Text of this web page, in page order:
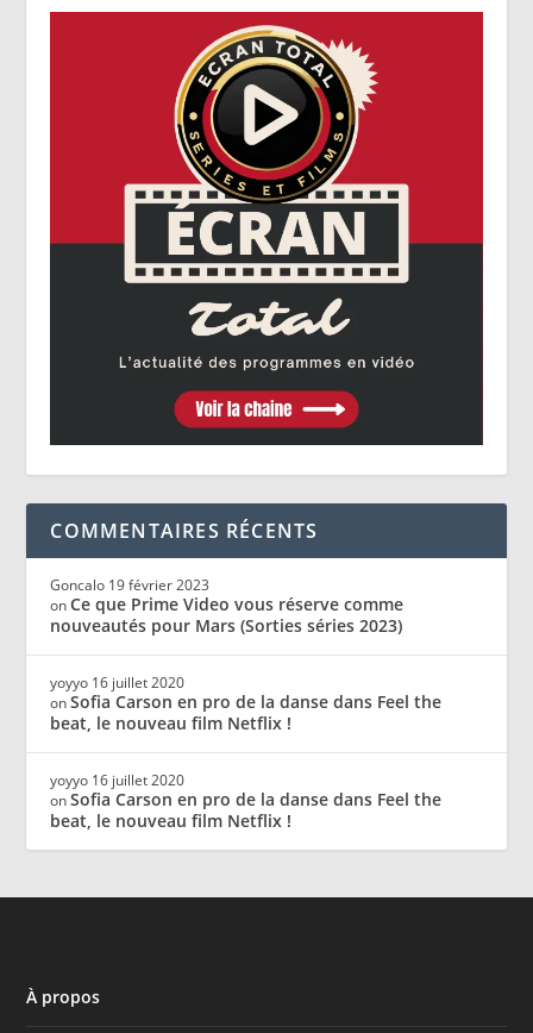
COMMENTAIRES RÉCENTS
Goncalo 19 février 2023
onCe que Prime Video vous réserve comme
nouveautés pour Mars (Sorties séries 2023)
yoyyo 16 juillet 2020
onSofia Carson en pro de la danse dans Feel the
beat, le nouveau film Netflix !
yoyyo 16 juillet 2020
onSofia Carson en pro de la danse dans Feel the
beat, le nouveau film Netflix !
À propos